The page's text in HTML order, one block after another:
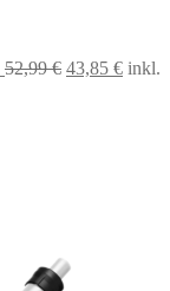
52,99€ 43,85 € inkl.